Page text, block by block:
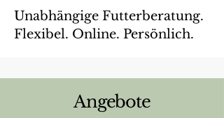
Unabhängige Futterberatung.
Flexibel. Online. Persönlich.
Angebote